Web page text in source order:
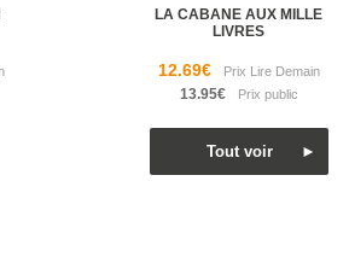
LA CABANE AUX MILLE
LIVRES
12.69€
13.95€